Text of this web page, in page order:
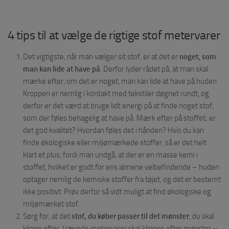
4 tips til at vælge de rigtige stof metervarer
Det vigtigste, når man vælger sit stof, er at det er noget, som
man kan lide at have på. Derfor lyder rådet på, at man skal
mærke efter, om det er noget, man kan lide at have på huden.
Kroppen er nemlig i kontakt med tekstiler døgnet rundt, og
derfor er det værd at bruge lidt energi på at finde noget stof,
som der føles behagelig at have på. Mærk efter på stoffet; er
det god kvalitet? Hvordan føles det i hånden? Hvis du kan
finde økologiske eller miljømærkede stoffer, så er det helt
klart et plus, fordi man undgå, at der er en masse kemi i
stoffet, hvilket er godt for ens almene velbefindende – huden
optager nemlig de kemiske stoffer fra tøjet, og det er bestemt
ikke positivt. Prøv derfor så vidt muligt at find økologiske og
miljømærket stof.
Sørg for, at detstof, du køber passer til det mønster, du skal